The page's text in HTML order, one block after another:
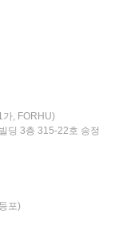
, FORHU)
딩 3층 315-22호 송정
포)